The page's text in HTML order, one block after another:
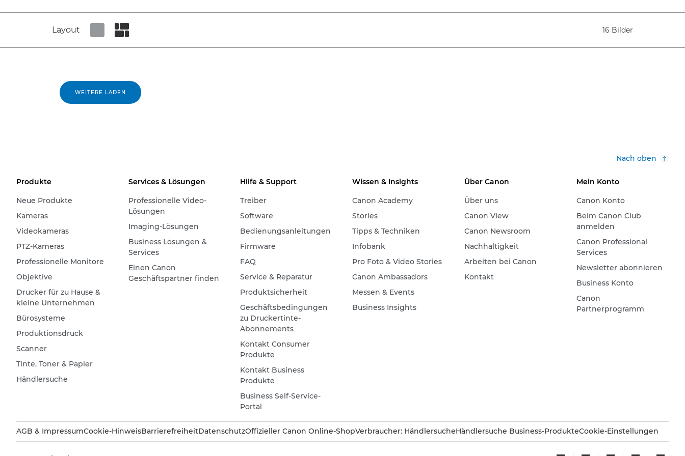
Layout 16 Bilder
WEITERE LADEN
Nach oben
Produkte
Neue Produkte
Kameras
Videokameras
PTZ-Kameras
Professionelle Monitore
Objektive
Drucker für zu Hause &
kleine Unternehmen
Bürosysteme
Produktionsdruck
Scanner
Tinte, Toner & Papier
Händlersuche
Services & Lösungen
Professionelle Video-
Lösungen
Imaging-Lösungen
Business Lösungen &
Services
Einen Canon
Geschäftspartner finden
Hilfe & Support
Treiber
Software
Bedienungsanleitungen
Firmware
FAQ
Service & Reparatur
Produktsicherheit
Geschäftsbedingungen
zu Druckertinte-
Abonnements
Kontakt Consumer
Produkte
Kontakt Business
Produkte
Business Self-Service-
Portal
Wissen & Insights
Canon Academy
Stories
Tipps & Techniken
Infobank
Pro Foto & Video Stories
Canon Ambassadors
Messen & Events
Business Insights
Über Canon
Über uns
Canon View
Canon Newsroom
Nachhaltigkeit
Arbeiten bei Canon
Kontakt
Mein Konto
Canon Konto
Beim Canon Club
anmelden
Canon Professional
Services
Newsletter abonnieren
Business Konto
Canon
Partnerprogramm
AGB & ImpressumCookie-HinweisBarrierefreiheitDatenschutzOffizieller Canon Online-ShopVerbraucher: HändlersucheHändlersuche Business-ProdukteCookie-Einstellungen